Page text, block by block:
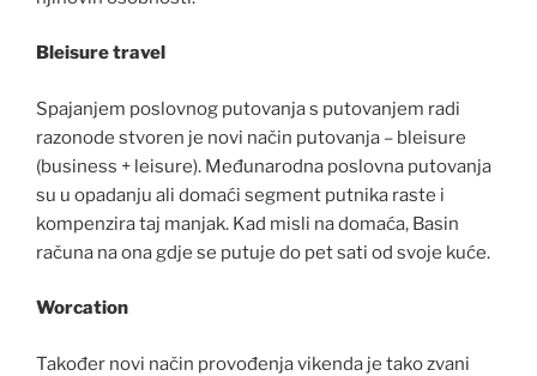
Bleisure travel
Spajanjem poslovnog putovanja s putovanjem radi
razonode stvoren je novi način putovanja – bleisure
(business + leisure). Međunarodna poslovna putovanja
su u opadanju ali domaći segment putnika raste i
kompenzira taj manjak. Kad misli na domaća, Basin
računa na ona gdje se putuje do pet sati od svoje kuće.
Worcation
Također novi način provođenja vikenda je tako zvani